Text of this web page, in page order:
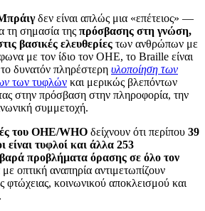
δεν είναι απλώς μια «επέτειος» —
τη σημασία της πρόσβασης στη γνώση,
βασικές ελευθερίες των ανθρώπων με
με τον ίδιο τον ΟΗΕ, το Braille είναι
δυνατόν πληρέστερη υλοποίηση των
των τυφλών και μερικώς βλεπόντων
στην πρόσβαση στην πληροφορία, την
συμμετοχή.
του ΟΗΕ/WHO δείχνουν ότι περίπου 39
τυφλοί και άλλα 253
προβλήματα όρασης σε όλο τον
οπτική αναπηρία αντιμετωπίζουν
φτώχειας, κοινωνικού αποκλεισμού και